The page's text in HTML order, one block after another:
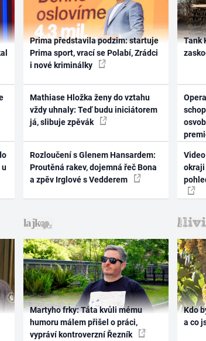
u
Prima představila podzim: startuje
Prima sport, vrací se Polabí, Zrádci
i nové kriminálky
Mathiase Hložka ženy do vztahu
vždy uhnaly: Teď budu iniciátorem
já, slibuje zpěvák
Rozloučení s Glenem Hansardem:
Proutěná rakev, dojemná řeč Bona
a zpěv Irglové s Vedderem
Tank
okraji
Martyho frky: Táta kvůli mému
humoru málem přišel o práci,
vypráví kontroverzní Řezník
Kdo
a co